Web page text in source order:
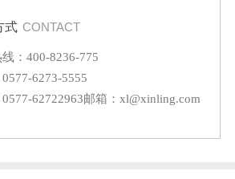
式 CONTACT
：400-8236-775
6273-5555
62722963邮箱：xl@xinling.com